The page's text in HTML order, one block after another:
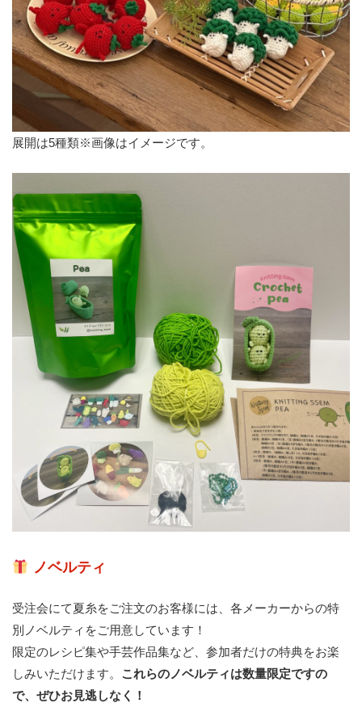
展開は5種類※画像はイメージです。
ノベルティ
受注会にて夏糸をご注文のお客様には、各メーカーからの特
別ノベルティをご用意しています！
限定のレシピ集や手芸作品集など、参加者だけの特典をお楽
しみいただけます。 これらのノベルティは数量限定ですの
で、ぜひお見逃しなく！